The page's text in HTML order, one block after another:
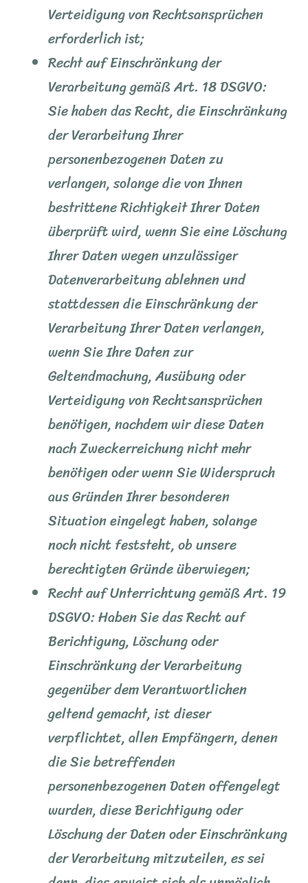
Verteidigung von Rechtsansprüchen
erforderlich ist;
Recht auf Einschränkung der
Verarbeitung gemäß Art. 18 DSGVO:
Sie haben das Recht, die Einschränkung
der Verarbeitung Ihrer
personenbezogenen Daten zu
verlangen, solange die von Ihnen
bestrittene Richtigkeit Ihrer Daten
überprüft wird, wenn Sie eine Löschung
Ihrer Daten wegen unzulässiger
Datenverarbeitung ablehnen und
stattdessen die Einschränkung der
Verarbeitung Ihrer Daten verlangen,
wenn Sie Ihre Daten zur
Geltendmachung, Ausübung oder
Verteidigung von Rechtsansprüchen
benötigen, nachdem wir diese Daten
nach Zweckerreichung nicht mehr
benötigen oder wenn Sie Widerspruch
aus Gründen Ihrer besonderen
Situation eingelegt haben, solange
noch nicht feststeht, ob unsere
berechtigten Gründe überwiegen;
Recht auf Unterrichtung gemäß Art. 19
DSGVO: Haben Sie das Recht auf
Berichtigung, Löschung oder
Einschränkung der Verarbeitung
gegenüber dem Verantwortlichen
geltend gemacht, ist dieser
verpflichtet, allen Empfängern, denen
die Sie betreffenden
personenbezogenen Daten offengelegt
wurden, diese Berichtigung oder
Löschung der Daten oder Einschränkung
der Verarbeitung mitzuteilen, es sei